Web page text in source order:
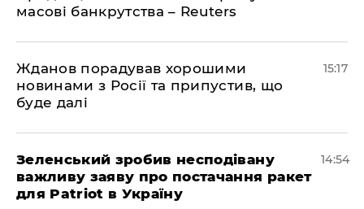
масові банкрутства – Reuters
Жданов порадував хорошими
новинами з Росії та припустив, що
буде далі
15:17
Зеленський зробив несподівану
важливу заяву про постачання ракет
для Patriot в Україну
14:54